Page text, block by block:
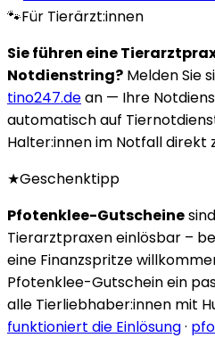
🐾Für Tierärzt:innen
Sie führen eine
Notdienstring? Melden Sie
tino247.dean — Ihre
automatisch auf
Halter:innen im Notfall direkt
★Geschenktipp
Pfotenklee-Gutscheine
Tierarztpraxen einlösbar –
eine Finanzspritze
Pfotenklee-Gutschein ein
alle Tierliebhaber:innen mit
funktioniert die Einlösung·